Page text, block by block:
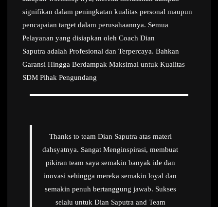
signifikan dalam peningkatan kualitas personal maupun
pencapaian target dalam perusahaannya. Semua
Pelayanan yang disiapkan oleh Coach Dian
Saputra adalah Profesional dan Terpercaya. Bahkan
Garansi Hingga Berdampak Maksimal untuk Kualitas
SDM Pihak Pengundang
Thanks to team Dian Saputra atas materi
dahsyatnya. Sangat Menginspirasi, membuat
pikiran team saya semakin banyak ide dan
inovasi sehingga mereka semakin loyal dan
semakin penuh bertanggung jawab. Sukses
selalu untuk Dian Saputra and Team